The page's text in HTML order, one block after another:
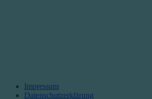
Impressum
Datenschutzerklärung